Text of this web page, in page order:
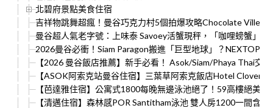
北碧府景點美食住宿
吉祥物跳舞超瘋！曼谷巧克力村5個拍爆攻略Chocolate Ville
曼谷超人氣老字號：上味泰 Savoey活蟹現秤，「咖哩螃蟹」是
2026曼谷必衝！Siam Paragon搬進「巨型地球」？
【2026 曼谷飯店推薦】新手必看！ Asok/Siam/Phaya Thai交
【ASOK阿索克站曼谷住宿】三葉草阿索克飯店Hotel Clover
【芭達雅住宿】公寓式1800每晚無邊泳池絕了！59高樓絕美風
【清邁住宿】森林感POR Santitham泳池 雙人房1200一間含早